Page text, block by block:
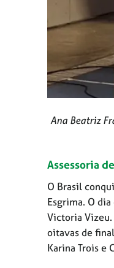
Ana Beatriz
Assessoria
O Brasil
Esgrima. O
Victoria Vizeu.
oitavas de
Karina Trois e